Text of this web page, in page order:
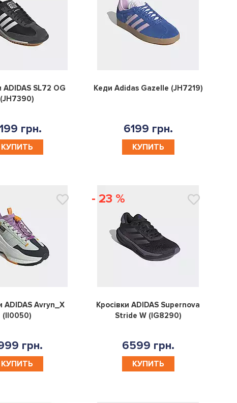
0
ADIDAS SL72 OG
(JH7390)
грн.
КУПИТЬ
0
Кеди Adidas Gazelle (JH7219)
6199 грн.
КУПИТЬ
0
ADIDAS Avryn_X
(II0050)
грн.
КУПИТЬ
- 23 %
0
Кросівки ADIDAS Supernova
Stride W (IG8290)
6599 грн.
КУПИТЬ